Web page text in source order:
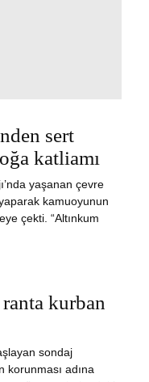
sert
katliamı
yaşanan çevre
kamuoyunun
çekti. “Altınkum
kurban
sondaj
korunması adına